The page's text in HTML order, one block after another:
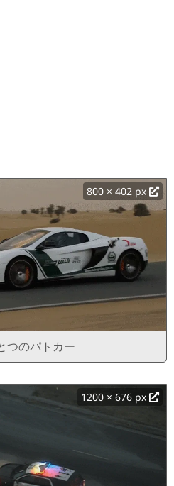
800 × 402 px
つのパトカー
1200 × 676 px